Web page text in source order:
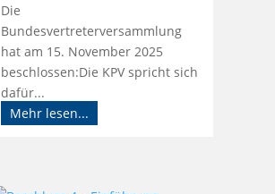
Die
Bundesvertreterversammlung
hat am 15. November 2025
beschlossen:Die KPV spricht sich
dafür...
Mehr lesen...